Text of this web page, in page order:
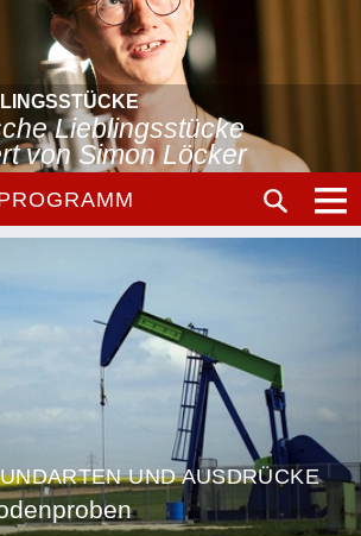
Lieblingsstücke
von Simon Löcker
UND AUSDRÜCKE